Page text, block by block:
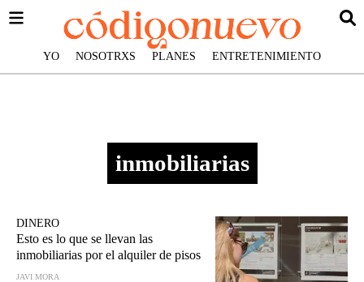
YO NOSOTRXS PLANES ENTRETENIMIENTO
inmobiliarias
DINERO
Esto es lo que se llevan las
inmobiliarias por el alquiler de pisos
JAVI MORA